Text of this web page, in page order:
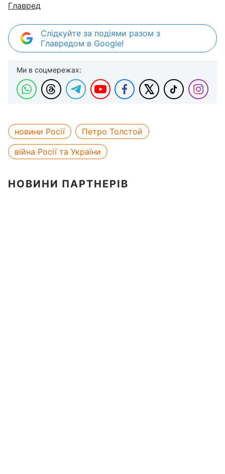
Главред
Слідкуйте за подіями разом з
Главредом в Google!
Ми в соцмережах:
новини Росії
Петро Толстой
війна Росії та України
НОВИНИ ПАРТНЕРІВ